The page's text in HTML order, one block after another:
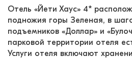
Отель «Йети Хаус» 4*
подножия горы Зеленая, в
подъемников «Доллар» и
парковой территории отеля
Услуги отеля включают